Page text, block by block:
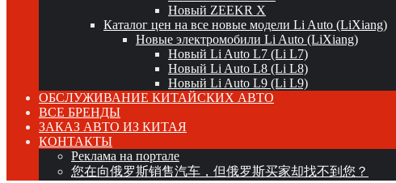
Новый ZEEKR X
Каталог цен на все новые модели Li Auto (LiXiang)
Новые электромобили Li Auto (LiXiang)
Новый Li Auto L7 (Li L7)
Новый Li Auto L8 (Li L8)
Новый Li Auto L9 (Li L9)
ОБСЛУЖИВАНИЕ КИТАЙСКИХ АВТО
ВСЕ БРЕНДЫ
ЗАКАЗ АВТО ИЗ КИТАЯ
КОНТАКТЫ
Реклама на портале
您在向俄罗斯销售汽车，但俄罗斯买家却找不到您？